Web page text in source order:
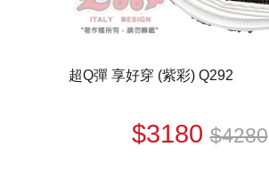
超Q彈 享好穿 (紫彩) Q292
$3180$4280